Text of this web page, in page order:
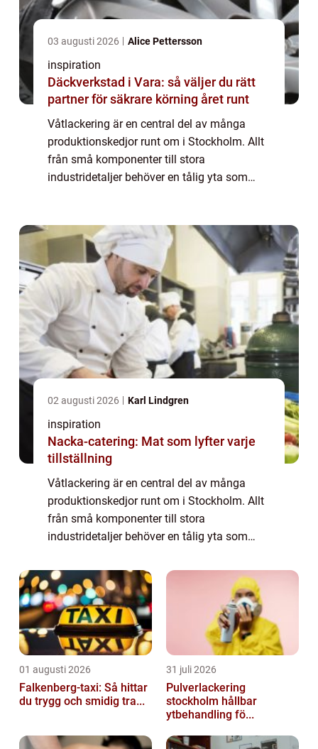
03 augusti 2026 Alice Pettersson
inspiration
Däckverkstad i Vara: så väljer du rätt
partner för säkrare körning året runt
Våtlackering är en central del av många
produktionskedjor runt om i Stockholm. Allt
från små komponenter till stora
industridetaljer behöver en tålig yta som
02 augusti 2026 Karl Lindgren
inspiration
Nacka-catering: Mat som lyfter varje
tillställning
Våtlackering är en central del av många
produktionskedjor runt om i Stockholm. Allt
från små komponenter till stora
industridetaljer behöver en tålig yta som
Med ...
01 augusti 2026
Falkenberg-taxi: Så hittar
du trygg och smidig tra...
31 juli 2026
Pulverlackering
stockholm hållbar
ytbehandling fö...